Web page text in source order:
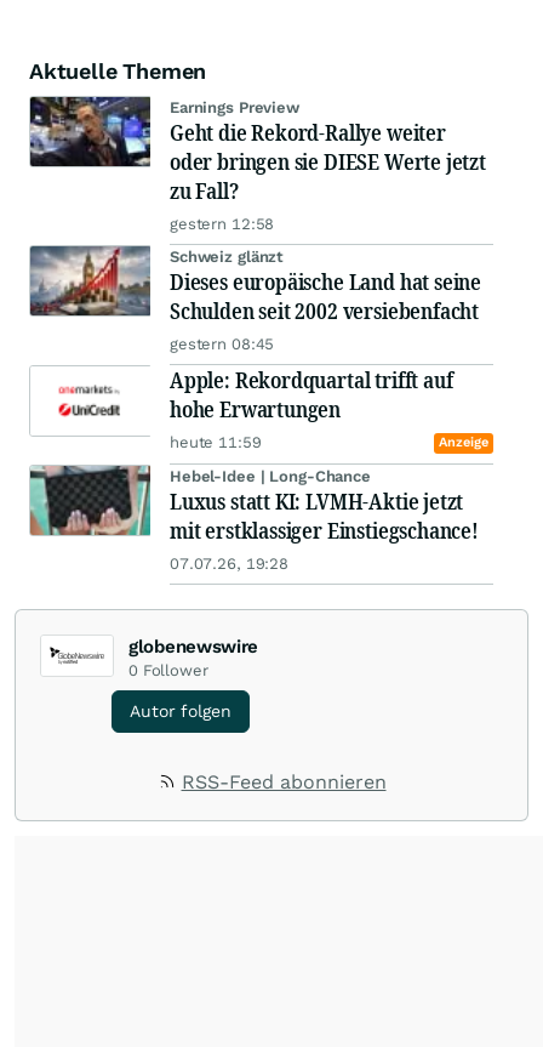
Aktuelle Themen
Earnings Preview
Geht die Rekord-Rallye weiter
oder bringen sie DIESE Werte jetzt
zu Fall?
gestern 12:58
Schweiz glänzt
Dieses europäische Land hat seine
Schulden seit 2002 versiebenfacht
gestern 08:45
Apple: Rekordquartal trifft auf
hohe Erwartungen
heute 11:59 Anzeige
Hebel-Idee | Long-Chance
Luxus statt KI: LVMH-Aktie jetzt
mit erstklassiger Einstiegschance!
07.07.26, 19:28
globenewswire
0 Follower
Autor folgen
RSS-Feed abonnieren